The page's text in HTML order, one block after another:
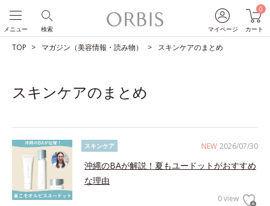
マイページ
0
カート
検索
メニュー
TOP マガジン（美容情報・読み物） スキンケアのまとめ
スキンケアのまとめ
NEW 2026/07/30
スキンケア
沖縄のBAが解説！夏もユードットがおすすめ
な理由
0 view